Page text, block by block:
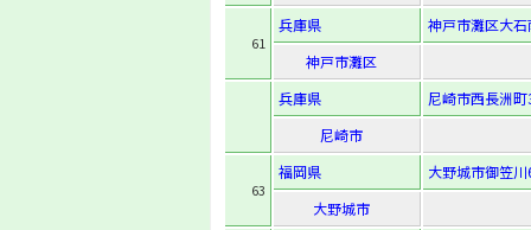
61
兵庫県
神戸市灘区大
神戸市灘区
兵庫県
尼崎市西長洲
尼崎市
63
福岡県
大野城市御笠
大野城市